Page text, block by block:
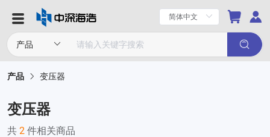
产品 变压器
变压器
共 2 件相关商品